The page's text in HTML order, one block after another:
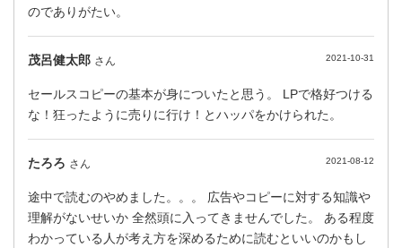
のでありがたい。
茂呂健太郎 さん 2021-10-31
セールスコピーの基本が身についたと思う。 LPで格好つける
な！狂ったように売りに行け！とハッパをかけられた。
たろろ さん 2021-08-12
途中で読むのやめました。。。 広告やコピーに対する知識や
理解がないせいか 全然頭に入ってきませんでした。 ある程度
わかっている人が考え方を深めるために読むといいのかもし